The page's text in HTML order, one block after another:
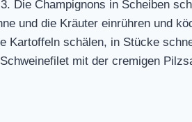
Die Champignons in Scheiben
und die Kräuter einrühren und
Kartoffeln schälen, in Stücke
mit der cremigen